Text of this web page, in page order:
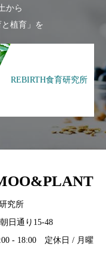
から
植育」を
REBIRTH食育研究所
究所
日通り15-48
- 18:00 定休日 / 月曜